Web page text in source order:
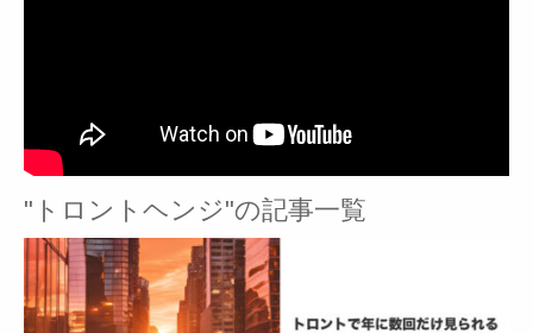
"トロントヘンジ"の記事一覧